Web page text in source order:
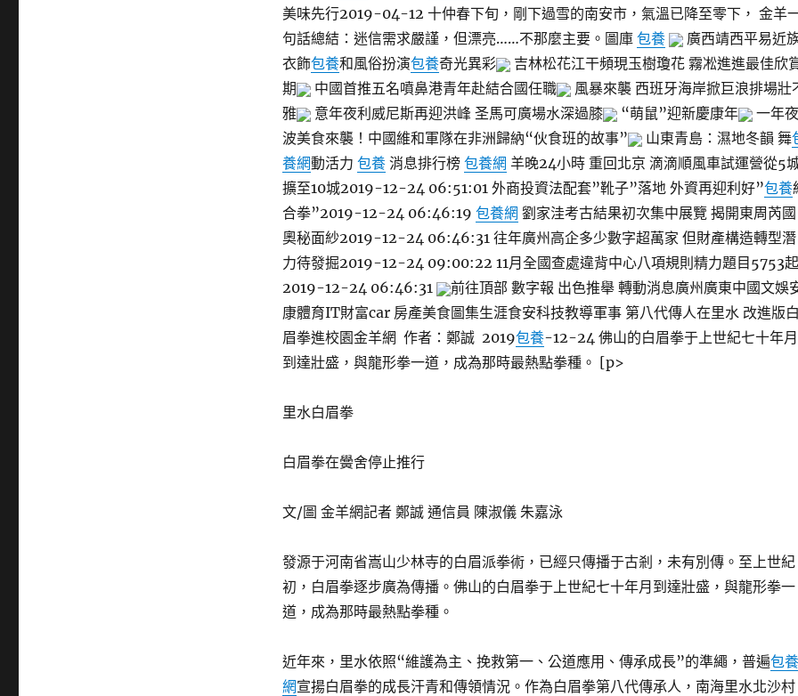
美味先行2019-04-12 十仲春下旬，剛下過雪的南安市，氣溫已降至零下， 金羊
句話總結：迷信需求嚴謹，但漂亮……不那麼主要。圖庫 包養
廣西靖西平易近
衣飾包養和風俗扮演包養奇光異彩
吉林松花江干頻現玉樹瓊花 霧凇進進最佳欣
期
中國首推五名噴鼻港青年赴結合國任職
風暴來襲 西班牙海岸掀巨浪排場壯
雅
意年夜利威尼斯再迎洪峰 圣馬可廣場水深過膝 “萌鼠”迎新慶康年
一年夜
波美食來襲！中國維和軍隊在非洲歸納“伙食班的故事”
山東青島：濕地冬韻 舞
養網動活力 包養消息排行榜 包養網 羊晚24小時 重回北京 滴滴順風車試運營從5
擴至10城2019-12-24 06:51:01 外商投資法配套”靴子”落地 外資再迎利好”包養
合拳”2019-12-24 06:46:19 包養網 劉家洼考古結果初次集中展覽 揭開東周芮國
奧秘面紗2019-12-24 06:46:31 往年廣州高企多少數字超萬家 但財產構造轉型潛
力待發掘2019-12-24 09:00:22 11月全國查處違背中心八項規則精力題目5753起
2019-12-24 06:46:31
前往頂部 數字報 出色推舉 轉動消息廣州廣東中國文娛
康體育IT財富car 房產美食圖集生涯食安科技教導軍事 第八代傳人在里水 改進版
眉拳進校園金羊網 作者：鄭誠 2019包養-12-24 佛山的白眉拳于上世紀七十年月
到達壯盛，與龍形拳一道，成為那時最熱點拳種。 [p>
里水白眉拳
白眉拳在黌舍停止推行
文/圖 金羊網記者 鄭誠 通信員 陳淑儀 朱嘉泳
發源于河南省嵩山少林寺的白眉派拳術，已經只傳播于古剎，未有別傳。至上世紀
初，白眉拳逐步廣為傳播。佛山的白眉拳于上世紀七十年月到達壯盛，與龍形拳一
道，成為那時最熱點拳種。
近年來，里水依照“維護為主、挽救第一、公道應用、傳承成長”的準繩，普遍包養
網宣揚白眉拳的成長汗青和傳領情況。作為白眉拳第八代傳承人，南海里水北沙村